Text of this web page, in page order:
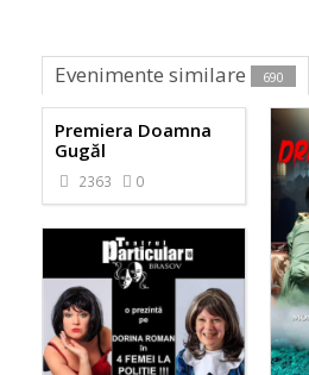
Evenimente similare 690
Premiera Doamna
Gugăl
2363 0